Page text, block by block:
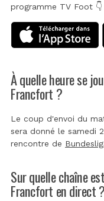
programme TV Foot 👇
À quelle heure se
Francfort ?
Le coup d'envoi du
sera donné le samedi
rencontre de
Sur quelle chaîne
Francfort en direct ?